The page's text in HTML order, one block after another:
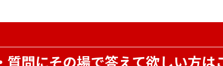
質問にその場で答えて欲しい方は